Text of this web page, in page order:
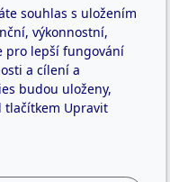
souhlas s uložením
výkonnostní,
pro lepší fungování
a cílení a
budou uloženy,
tlačítkem Upravit